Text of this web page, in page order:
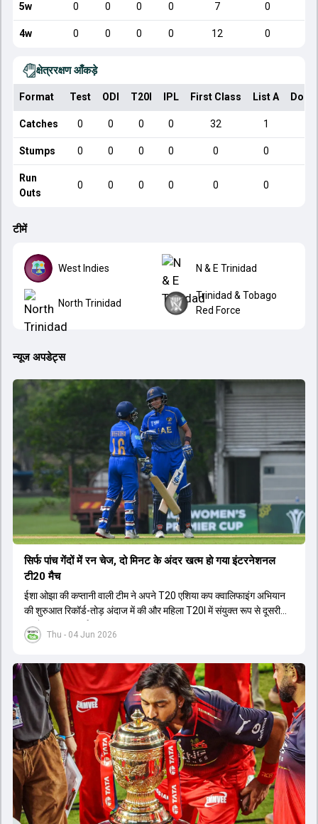
5w 0 0 0 0 7 0
4w 0 0 0 0 12 0
क्षेत्ररक्षण आँकड़े
Format Test ODI T20I IPL First Class List A
Catches 0 0 0 0 32 1
Stumps 0 0 0 0 0 0
Run
Outs
0 0 0 0 0 0
टीमें
West Indies N & E Trinidad
North Trinidad
Trinidad & Tobago
Red Force
न्यूज अपडेट्स
Thu - 04 Jun 2026
सिर्फ पांच गेंदों में रन चेज, दो मिनट के अंदर खत्म हो गया इंटरनेशनल
टी20 मैच
ईशा ओझा की कप्तानी वाली टीम ने अपने T20 एशिया कप क्वालिफाइंग अभियान
की शुरुआत रिकॉर्ड-तोड़ अंदाज में की और महिला T20I में संयुक्त रूप से दूसरी
सबसे बड़ी जीत दर्ज की.